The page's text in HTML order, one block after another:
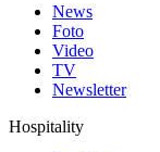
News
Foto
Video
TV
Newsletter
Hospitality